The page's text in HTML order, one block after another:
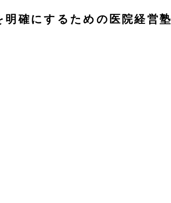
確にするための医院経営塾